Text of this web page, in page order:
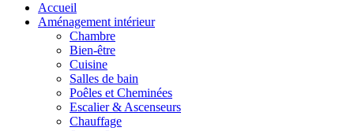
Accueil
Aménagement intérieur
Chambre
Bien-être
Cuisine
Salles de bain
Poêles et Cheminées
Escalier & Ascenseurs
Chauffage